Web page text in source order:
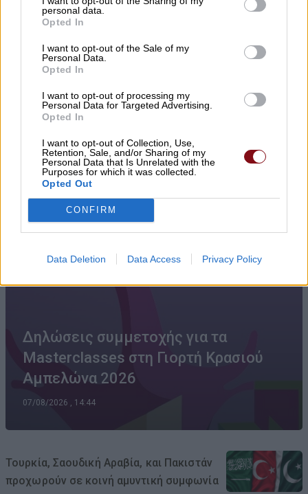
personal data.
Opted In
I want to opt-out of the Sale of my
Personal Data.
Opted In
I want to opt-out of processing my
Personal Data for Targeted Advertising.
Opted In
I want to opt-out of Collection, Use,
Retention, Sale, and/or Sharing of my
Personal Data that Is Unrelated with the
Purposes for which it was collected.
Opted Out
CONFIRM
Data Deletion Data Access Privacy Policy
Δηλώσεις συμμετοχής για τα
Masterclasses στη Γιορτή Κρασιού
Αμπελώνα 2026
07/08/2026 , 14:44
Τουρκία, Σαουδική Αραβία, και Πακιστάν
προχωρούν σε κοινή αμυντική συμφωνία